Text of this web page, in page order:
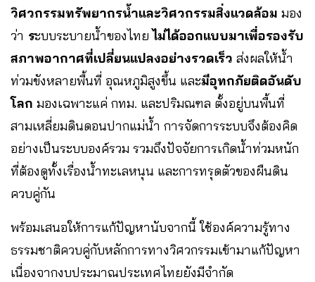
วิศวกรรมทรัพยากรน้ำและวิศวกรรมสิ่งแวดล้อม มอง
ว่า ระบบระบายน้ำของไทยไม่ได้ออกแบบมาเพื่อรองรับ
สภาพอากาศที่เปลี่ยนแปลงอย่างรวดเร็ว ส่งผลให้น้ำ
ท่วมขังหลายพื้นที่ อุณหภูมิสูงขึ้น และมีอุทกภัยติดอันดับ
โลก มองเฉพาะแค่ กทม. และปริมณฑล ตั้งอยู่บนพื้นที่
สามเหลี่ยมดินดอนปากแม่น้ำ การจัดการระบบจึงต้องคิด
อย่างเป็นระบบองค์รวม รวมถึงปัจจัยการเกิดน้ำท่วมหนัก
ที่ต้องดูทั้งเรื่องน้ำทะเลหนุน และการทรุดตัวของผืนดิน
ควบคู่กัน
พร้อมเสนอให้การแก้ปัญหานับจากนี้ ใช้องค์ความรู้ทาง
ธรรมชาติควบคู่กับหลักการทางวิศวกรรมเข้ามาแก้ปัญหา
เนื่องจากงบประมาณประเทศไทยยังมีจำกัด